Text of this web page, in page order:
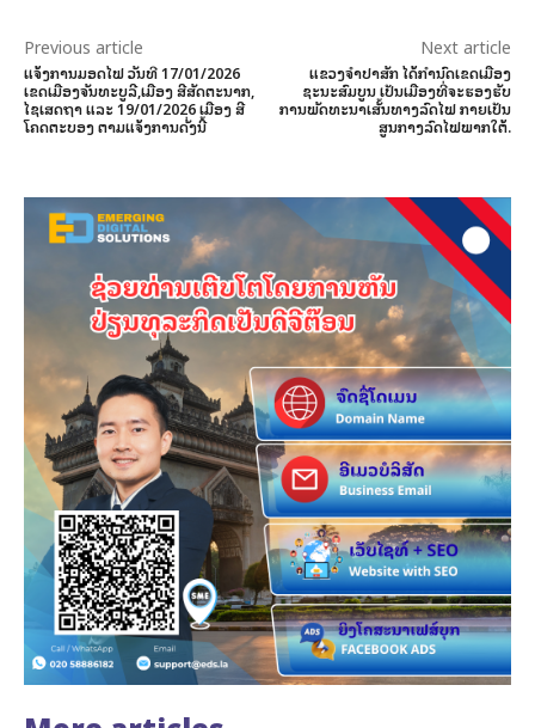
Previous article
ແຈ້ງການມອດໄຟ ວັນທີ 17/01/2026
ເຂດເມືອງຈັນທະບູລີ,ເມືອງ ສີສັດຕະນາກ,
ໄຊເສດຖາ ແລະ 19/01/2026 ເມືອງ ສີ
ໂຄດຕະບອງ ຕາມແຈ້ງການດັ່ງນີ້
Next article
ແຂວງຈໍາປາສັກ ໄດ້ກຳນົດເຂດເມືອງ
ຊະນະສົມບູນ ເປັນເມືອງທີ່ຈະຮອງຮັບ
ການພັດທະນາເສັ້ນທາງລົດໄຟ ກາຍເປັນ
ສູນກາງລົດໄຟພາກໃຕ້.